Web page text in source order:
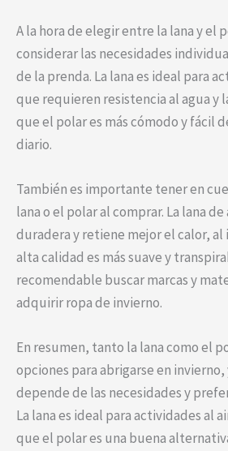
A la hora de elegir entre la lana y el
considerar las necesidades
de la prenda. La lana es ideal para
que requieren resistencia al agua y
que el polar es más cómodo y fácil
diario.
También es importante tener en
lana o el polar al comprar. La lana
duradera y retiene mejor el calor,
alta calidad es más suave y
recomendable buscar marcas y
adquirir ropa de invierno.
En resumen, tanto la lana como el
opciones para abrigarse en
depende de las necesidades y
La lana es ideal para actividades al
que el polar es una buena